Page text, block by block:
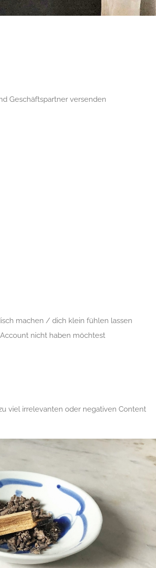
Geschäftspartner versenden
machen / dich klein fühlen lassen
nicht haben möchtest
viel irrelevanten oder negativen Content